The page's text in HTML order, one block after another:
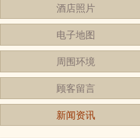
酒店照片
电子地图
周围环境
顾客留言
新闻资讯